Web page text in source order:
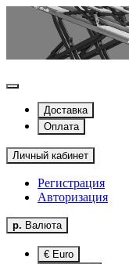
Доставка
Оплата
Личный кабинет
Регистрация
Авторизация
р. Валюта
€ Euro